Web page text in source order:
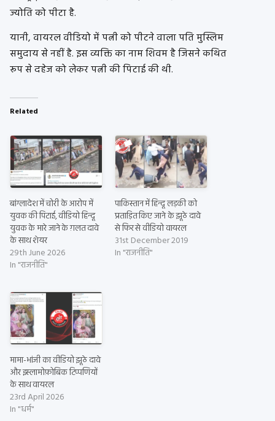
ज्योति को पीटा है.
यानी, वायरल वीडियो में पत्नी को पीटने वाला पति मुस्लिम
समुदाय से नहीं है. इस व्यक्ति का नाम शिवम है जिसने कथित
रूप से दहेज को लेकर पत्नी की पिटाई की थी.
Related
बांग्लादेश में चोरी के आरोप में
युवक की पिटाई, वीडियो हिन्दू
युवक के मारे जाने के ग़लत दावे
के साथ शेयर
29th June 2026
In "राजनीति"
पाकिस्तान में हिन्दू लड़की को
प्रताड़ित किए जाने के झूठे दावे
से फिर से वीडियो वायरल
31st December 2019
In "राजनीति"
मामा-भांजी का वीडियो झूठे दावे
और इस्लामोफ़ोबिक टिप्पणियों
के साथ वायरल
23rd April 2026
In "धर्म"